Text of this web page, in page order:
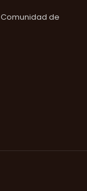
Comunidad de